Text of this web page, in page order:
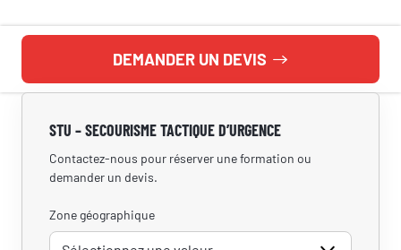
DEMANDER UN DEVIS
STU – SECOURISME TACTIQUE D’URGENCE
Contactez-nous pour réserver une formation ou
demander un devis.
Zone géographique